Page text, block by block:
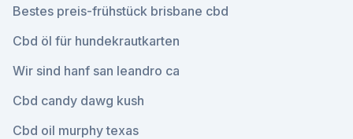
Bestes preis-frühstück brisbane cbd
Cbd öl für hundekrautkarten
Wir sind hanf san leandro ca
Cbd candy dawg kush
Cbd oil murphy texas